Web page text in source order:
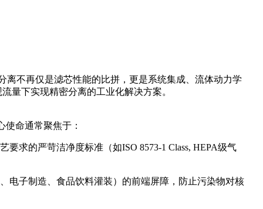
离不再仅是滤芯性能的比拼，更是系统集成、流体动力学
量下实现精密分离的工业化解决方案。
命通常聚焦于：
求的严苛洁净度标准（如ISO 8573-1 Class, HEPA级气
电子制造、食品饮料灌装）的前端屏障，防止污染物对核